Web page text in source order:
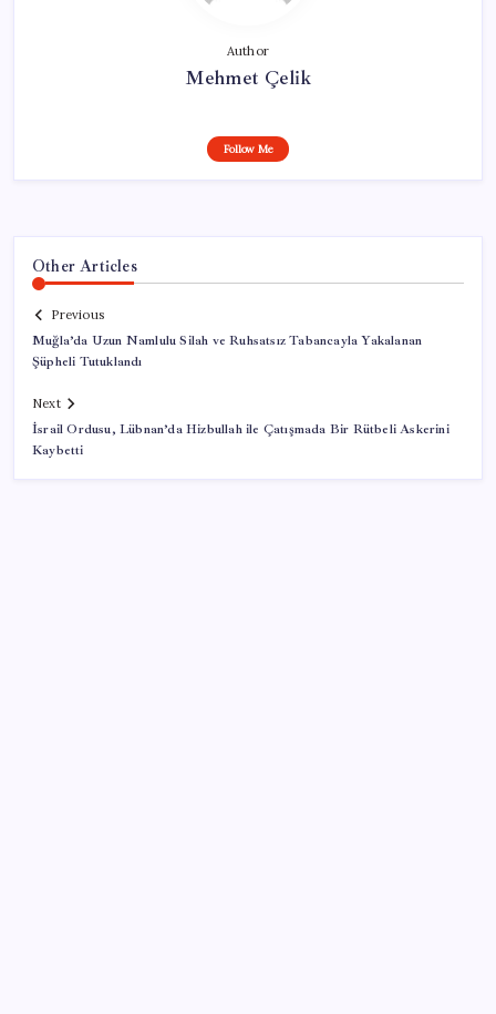
Author
Mehmet Çelik
Follow Me
Other Articles
Previous
Muğla’da Uzun Namlulu Silah ve Ruhsatsız Tabancayla Yakalanan
Şüpheli Tutuklandı
Next
İsrail Ordusu, Lübnan’da Hizbullah ile Çatışmada Bir Rütbeli Askerini
Kaybetti